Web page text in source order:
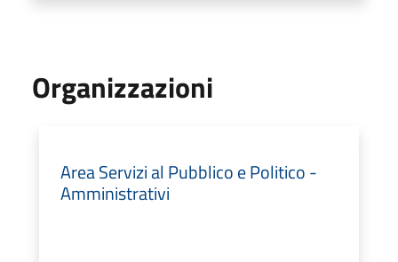
Organizzazioni
Area Servizi al Pubblico e Politico -
Amministrativi